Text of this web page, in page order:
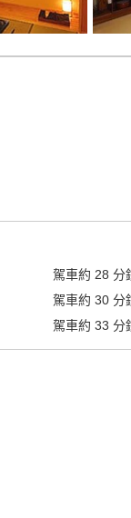
駕車約 28 分
駕車約 30分
駕車約 33 分